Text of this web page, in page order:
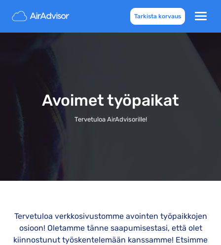
Tarkista korvaus
Avoimet työpaikat
Tervetuloa AirAdvisorille!
Tervetuloa verkkosivustomme avointen työpaikkojen
osioon! Oletamme tänne saapumisestasi, että olet
kiinnostunut työskentelemään kanssamme! Etsimme